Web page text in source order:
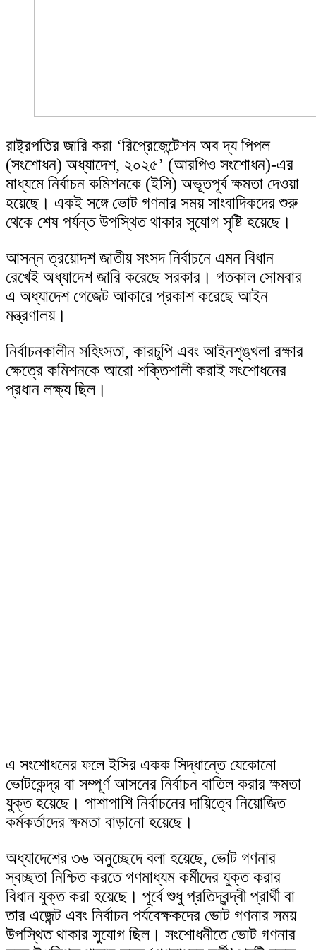
রাষ্ট্রপতির জারি করা ‘রিপ্রেজেন্টেশন অব দ্য পিপল
(সংশোধন) অধ্যাদেশ, ২০২৫’ (আরপিও সংশোধন)-এর
মাধ্যমে নির্বাচন কমিশনকে (ইসি) অভূতপূর্ব ক্ষমতা দেওয়া
হয়েছে। একই সঙ্গে ভোট গণনার সময় সাংবাদিকদের শুরু
থেকে শেষ পর্যন্ত উপস্থিত থাকার সুযোগ সৃষ্টি হয়েছে।
আসন্ন ত্রয়োদশ জাতীয় সংসদ নির্বাচনে এমন বিধান
রেখেই অধ্যাদেশ জারি করেছে সরকার। গতকাল সোমবার
এ অধ্যাদেশ গেজেট আকারে প্রকাশ করেছে আইন
মন্ত্রণালয়।
নির্বাচনকালীন সহিংসতা, কারচুপি এবং আইনশৃঙ্খলা রক্ষার
ক্ষেত্রে কমিশনকে আরো শক্তিশালী করাই সংশোধনের
প্রধান লক্ষ্য ছিল।
এ সংশোধনের ফলে ইসির একক সিদ্ধান্তে যেকোনো
ভোটকেন্দ্র বা সম্পূর্ণ আসনের নির্বাচন বাতিল করার ক্ষমতা
যুক্ত হয়েছে। পাশাপাশি নির্বাচনের দায়িত্বে নিয়োজিত
কর্মকর্তাদের ক্ষমতা বাড়ানো হয়েছে।
অধ্যাদেশের ৩৬ অনুচ্ছেদে বলা হয়েছে, ভোট গণনার
স্বচ্ছতা নিশ্চিত করতে গণমাধ্যম কর্মীদের যুক্ত করার
বিধান যুক্ত করা হয়েছে। পূর্বে শুধু প্রতিদ্বন্দ্বী প্রার্থী বা
তার এজেন্ট এবং নির্বাচন পর্যবেক্ষকদের ভোট গণনার সময়
উপস্থিত থাকার সুযোগ ছিল। সংশোধনীতে ভোট গণনার